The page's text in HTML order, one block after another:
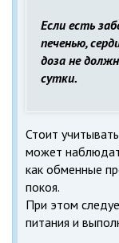
Если есть
печенью,
доза не
сутки.
Стоит
может
как обменные
покоя.
При этом
питания и